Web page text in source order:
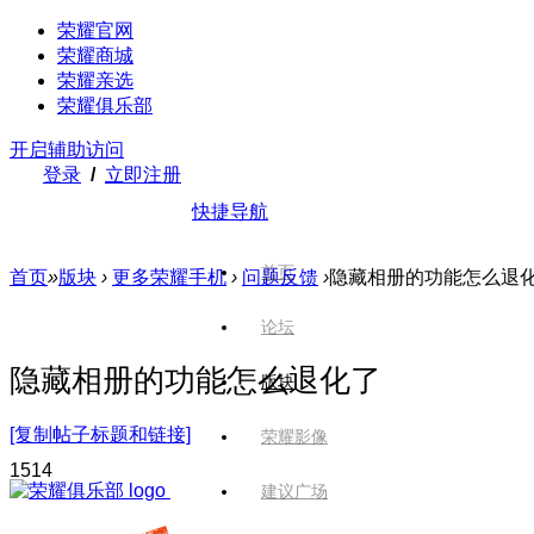
荣耀官网
荣耀商城
荣耀亲选
荣耀俱乐部
开启辅助访问
登录 / 立即注册
快捷导航
首页
论坛
版块
荣耀影像
建议广场
首页»版块 › 更多荣耀手机 › 问题反馈 ›隐藏相册的功能怎么退
隐藏相册的功能怎么退化了
[复制帖子标题和链接]
1514